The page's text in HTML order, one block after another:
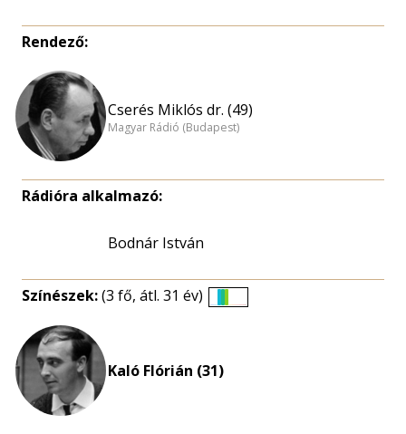
Rendező:
Cserés Miklós dr. (49)
Magyar Rádió (Budapest)
Rádióra alkalmazó:
Bodnár István
Színészek:(3 fő, átl. 31 év)
Kaló Flórián (31)